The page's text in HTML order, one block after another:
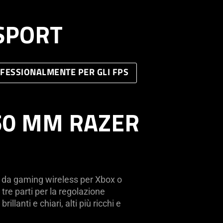
PER GLI FPS
MM RAZER
gaming wireless per Xbox o
parti per la regolazione
e chiari, alti più ricchi e